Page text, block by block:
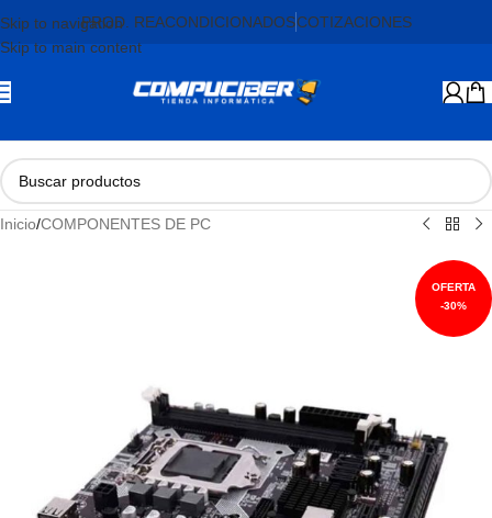
Skip to navigation
Skip to main content
PROD. REACONDICIONADOSCOTIZACIONES
Inicio/COMPONENTES DE PC
-30%